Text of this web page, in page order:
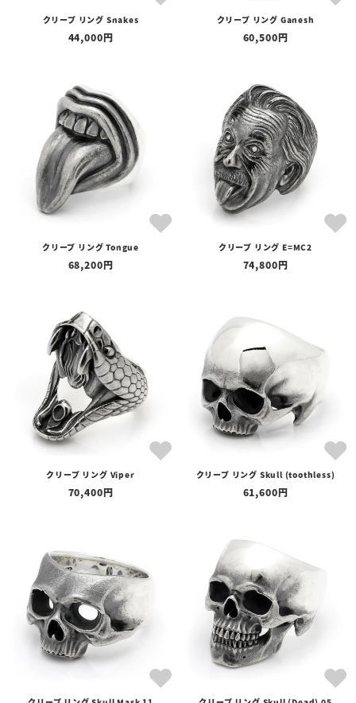
クリープ リング Snakes
44,000
クリープ リング Ganesh
60,500
クリープ リング Tongue
68,200
クリープ リング E=MC2
74,800
クリープ リング Viper
70,400
クリープ リング Skull (toothless)
61,600